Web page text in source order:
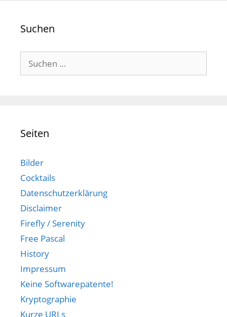
Suchen
Suchen
nach:
Seiten
Bilder
Cocktails
Datenschutzerklärung
Disclaimer
Firefly / Serenity
Free Pascal
History
Impressum
Keine Softwarepatente!
Kryptographie
Kurze URLs